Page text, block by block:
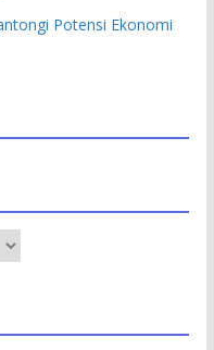
Potensi Ekonomi